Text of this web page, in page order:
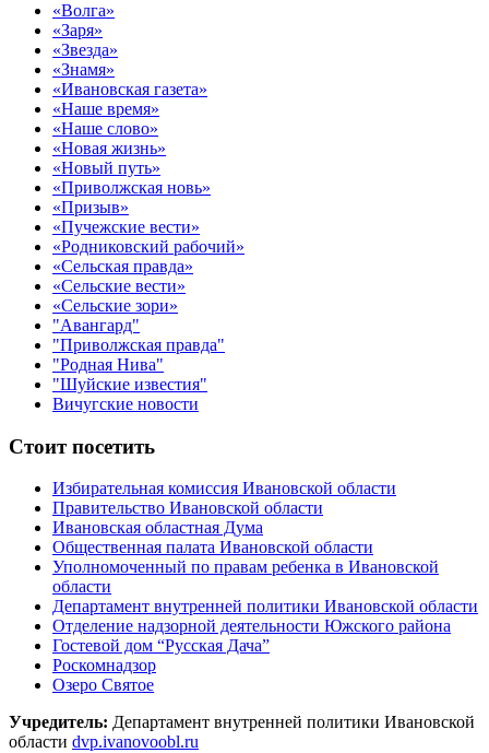
«Волга»
«Заря»
«Звезда»
«Знамя»
«Ивановская газета»
«Наше время»
«Наше слово»
«Новая жизнь»
«Новый путь»
«Приволжская новь»
«Призыв»
«Пучежские вести»
«Родниковский рабочий»
«Сельская правда»
«Сельские вести»
«Сельские зори»
"Авангард"
"Приволжская правда"
"Родная Нива"
"Шуйские известия"
Вичугские новости
Стоит посетить
Избирательная комиссия Ивановской области
Правительство Ивановской области
Ивановская областная Дума
Общественная палата Ивановской области
Уполномоченный по правам ребенка в Ивановской
области
Департамент внутренней политики Ивановской области
Отделение надзорной деятельности Южского района
Гостевой дом “Русская Дача”
Роскомнадзор
Озеро Святое
Учредитель: Департамент внутренней политики Ивановской
области dvp.ivanovoobl.ru